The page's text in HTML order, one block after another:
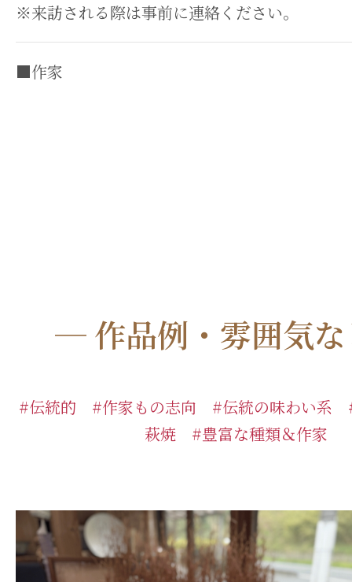
※来訪される際は事前に連絡ください。
■作家
─ 作品例・雰囲気
#伝統的 #作家もの志向 #伝統の味わい系
萩焼 #豊富な種類＆作家